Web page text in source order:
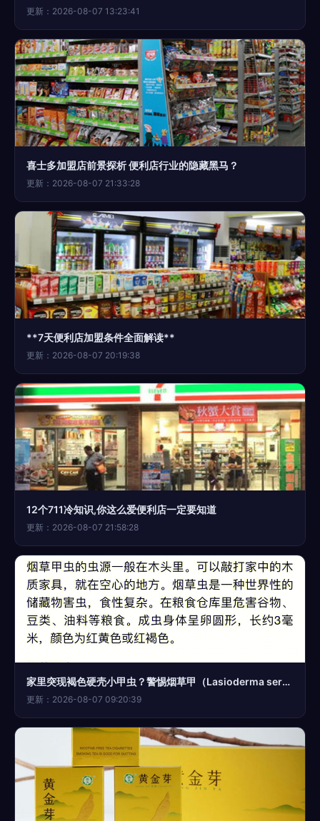
更新：2026-08-07 13:23:41
喜士多加盟店前景探析 便利店行业的隐藏黑马？
更新：2026-08-07 21:33:28
**7天便利店加盟条件全面解读**
更新：2026-08-07 20:19:38
12个711冷知识,你这么爱便利店一定要知道
更新：2026-08-07 21:58:28
家里突现褐色硬壳小甲虫？警惕烟草甲（Lasioderma serricorne）的入侵与防治
更新：2026-08-07 09:20:39